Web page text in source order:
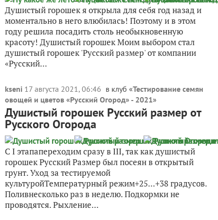
Душистый горошек я открыла для себя год назад и
моментально в него влюбилась! Поэтому и в этом
году решила посадить столь необыкновенную
красоту! Душистый горошек Моим выбором стал
душистый горошек 'Русский размер' от компании
«Русский...
kseni 17 августа 2021, 06:46 в клуб «Тестирование семян
овощей и цветов «Русский Огород» - 2021»
Душистый горошек Русский размер от
Русского Огорода
С I этапапереходим сразу в III, так как душистый
горошек Русский Размер был посеян в открытый
грунт. Уход за тестируемой
культуройТемпературный режим+25...+38 градусов.
Поливнесколько раз в неделю. Подкормки не
проводятся. Рыхление...